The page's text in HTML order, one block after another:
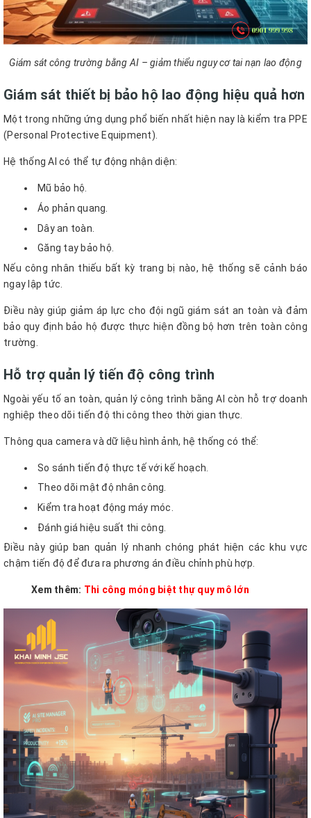
Giám sát công trường bằng AI – giảm thiểu nguy cơ tai nạn lao động
Giám sát thiết bị bảo hộ lao động hiệu quả hơn
Một trong những ứng dụng phổ biến nhất hiện nay là kiểm tra PPE
(Personal Protective Equipment).
Hệ thống AI có thể tự động nhận diện:
Mũ bảo hộ.
Áo phản quang.
Dây an toàn.
Găng tay bảo hộ.
Nếu công nhân thiếu bất kỳ trang bị nào, hệ thống sẽ cảnh báo
ngay lập tức.
Điều này giúp giảm áp lực cho đội ngũ giám sát an toàn và đảm
bảo quy định bảo hộ được thực hiện đồng bộ hơn trên toàn công
trường.
Hỗ trợ quản lý tiến độ công trình
Ngoài yếu tố an toàn, quản lý công trình bằng AI còn hỗ trợ doanh
nghiệp theo dõi tiến độ thi công theo thời gian thực.
Thông qua camera và dữ liệu hình ảnh, hệ thống có thể:
So sánh tiến độ thực tế với kế hoạch.
Theo dõi mật độ nhân công.
Kiểm tra hoạt động máy móc.
Đánh giá hiệu suất thi công.
Điều này giúp ban quản lý nhanh chóng phát hiện các khu vực
chậm tiến độ để đưa ra phương án điều chỉnh phù hợp.
Xem thêm: Thi công móng biệt thự quy mô lớn